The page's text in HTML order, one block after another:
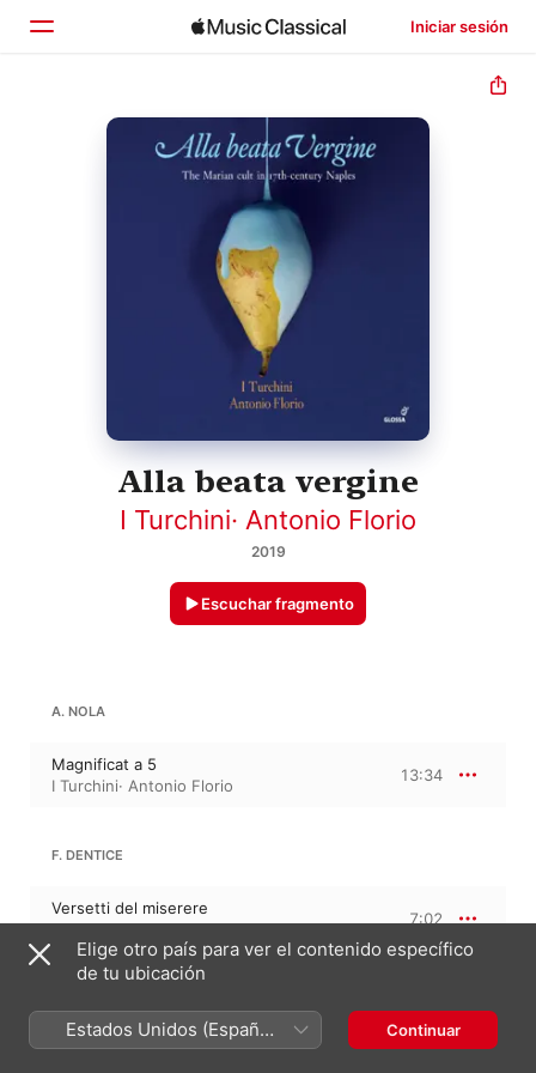
Iniciar sesión
Inicio
Alla beata vergine
I Turchini· Antonio Florio
2019
Escuchar fragmento
A. NOLA
Magnificat a 5
I Turchini· Antonio Florio
13:34
F. DENTICE
Versetti del miserere
Antonio Florio·I Turchini
7:02
Beatus vir
Beatus vir
Elige otro país para ver el contenido específico
de tu ubicación
Estados Unidos (Español
México)
Continuar